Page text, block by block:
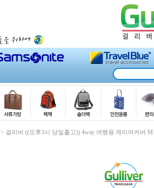
> 걸리버 ((오후3시 당일출고)) 4way 여행용 캐리어커버